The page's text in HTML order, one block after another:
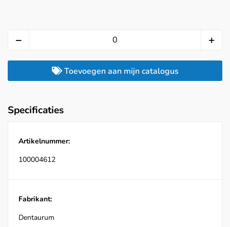
Toevoegen aan mijn catalogus
Specificaties
Artikelnummer:
100004612
Fabrikant:
Dentaurum